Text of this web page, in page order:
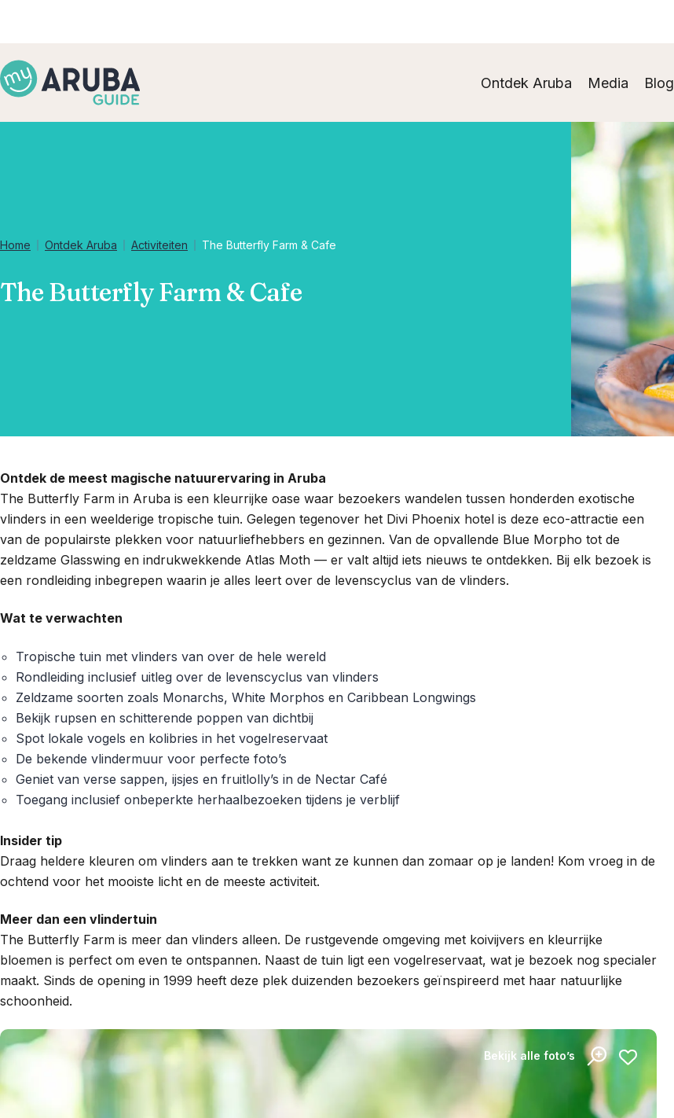
Ontdek Aruba Media Blog
Home Ontdek Aruba Activiteiten The Butterfly Farm & Cafe
The Butterfly Farm & Cafe
Ontdek de meest magische natuurervaring in Aruba
The Butterfly Farm in Aruba is een kleurrijke oase waar bezoekers wandelen tussen honderden exotische
vlinders in een weelderige tropische tuin. Gelegen tegenover het Divi Phoenix hotel is deze eco-attractie een
van de populairste plekken voor natuurliefhebbers en gezinnen. Van de opvallende Blue Morpho tot de
zeldzame Glasswing en indrukwekkende Atlas Moth — er valt altijd iets nieuws te ontdekken. Bij elk bezoek is
een rondleiding inbegrepen waarin je alles leert over de levenscyclus van de vlinders.
Wat te verwachten
Tropische tuin met vlinders van over de hele wereld
Rondleiding inclusief uitleg over de levenscyclus van vlinders
Zeldzame soorten zoals Monarchs, White Morphos en Caribbean Longwings
Bekijk rupsen en schitterende poppen van dichtbij
Spot lokale vogels en kolibries in het vogelreservaat
De bekende vlindermuur voor perfecte foto’s
Geniet van verse sappen, ijsjes en fruitlolly’s in de Nectar Café
Toegang inclusief onbeperkte herhaalbezoeken tijdens je verblijf
Insider tip
Draag heldere kleuren om vlinders aan te trekken want ze kunnen dan zomaar op je landen! Kom vroeg in de
ochtend voor het mooiste licht en de meeste activiteit.
Meer dan een vlindertuin
The Butterfly Farm is meer dan vlinders alleen. De rustgevende omgeving met koivijvers en kleurrijke
bloemen is perfect om even te ontspannen. Naast de tuin ligt een vogelreservaat, wat je bezoek nog specialer
maakt. Sinds de opening in 1999 heeft deze plek duizenden bezoekers geïnspireerd met haar natuurlijke
schoonheid.
Bekijk alle foto’s